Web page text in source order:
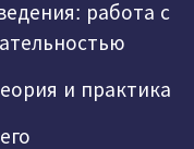
работа с
и практика